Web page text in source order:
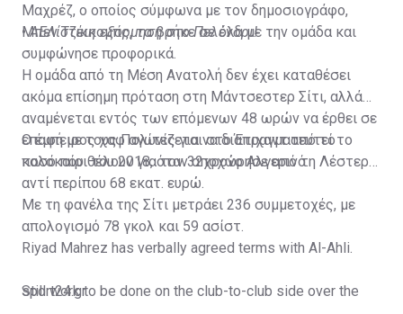
Μαχρέζ, ο οποίος σύμφωνα με τον δημοσιογράφο,
Μπεν Τζέικομπς, τα βρήκε σε όλα με την ομάδα και
συμφώνησε προφορικά.
•ΑΕΛίστικη εξόρμηση στο Πελένδρι!
Η ομάδα από τη Μέση Ανατολή δεν έχει καταθέσει
ακόμα επίσημη πρόταση στη Μάντσεστερ Σίτι, αλλά
αναμένεται εντός των επόμενων 48 ωρών να έρθει σε
επαφή με τους Πολίτες για να διαπραγματευτεί το
ποσό που θέλουν για τον 32χρονο Αλγερινό.
Ο έμπειρος χαφ αγωνίζεται στο Έτιχαντ από το
καλοκαίρι του 2018, όταν αποχώρησε από τη Λέστερ
αντί περίπου 68 εκατ. ευρώ.
Με τη φανέλα της Σίτι μετράει 236 συμμετοχές, με
απολογισμό 78 γκολ και 59 ασίστ.
Riyad Mahrez has verbally agreed terms with Al-Ahli.
Still work to be done on the club-to-club side over the
sport24.gr